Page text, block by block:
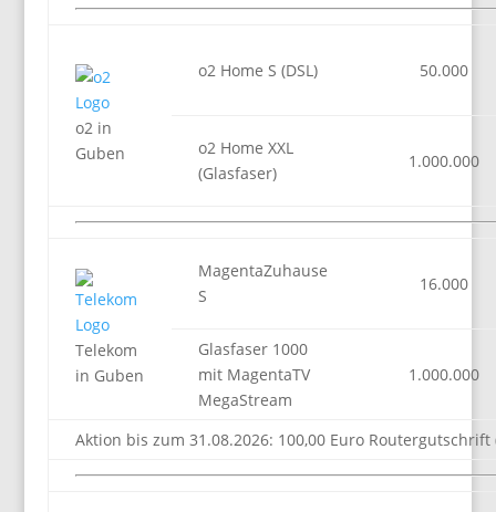
o2 in
Guben
o2 Home S (DSL) 50.000
o2 Home XXL
(Glasfaser)
1.000.000
Telekom
in Guben
MagentaZuhause
S
16.000
Glasfaser 1000
mit MagentaTV
MegaStream
1.000.000
Aktion bis zum 31.08.2026: 100,00 Euro